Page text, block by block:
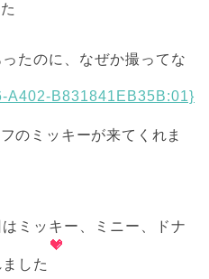
たのに、なぜか撮ってな
のミッキーが来てくれま
ミッキー、ミニー、ドナ
した